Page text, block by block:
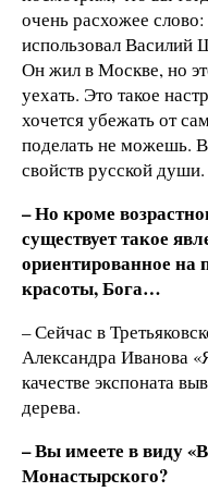
очень расхожее
использовал
Он жил в Москве, но
уехать. Это такое
хочется убежать от
поделать не можешь.
свойств русской
– Но кроме
существует такое
ориентированное на
красоты, Бога…
– Сейчас в
Александра Иванова
качестве экспоната
дерева.
– Вы имеете в виду
Монастырского?